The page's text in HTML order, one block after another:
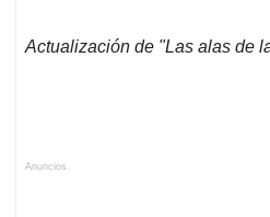
Actualización de "Las alas de
Anuncios.